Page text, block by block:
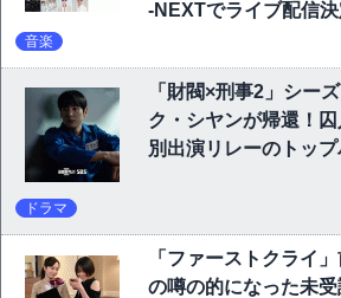
-NEXTでライブ配信決
音楽
「財閥×刑事2」シー
ク・シヤンが帰還！
別出演リレーのトッ
ドラマ
「ファーストクライ
の噂の的になった未